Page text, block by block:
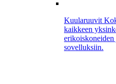
Kuularuuvit
kaikkeen
sovelluksiin.